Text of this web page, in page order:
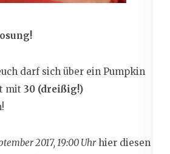
darf sich über ein Pumpkin
mit 30 (dreißig!)
2017, 19:00 Uhrhier diesen